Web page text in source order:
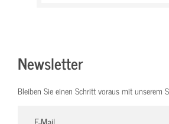
Newsletter
Bleiben Sie einen Schritt voraus mit unserem